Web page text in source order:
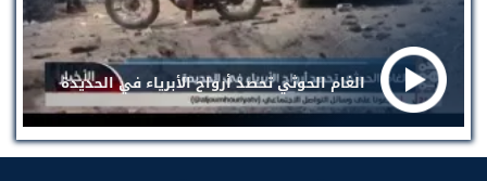
الغام الحوثي تحصد أرواح الأبرياء في الحديدة